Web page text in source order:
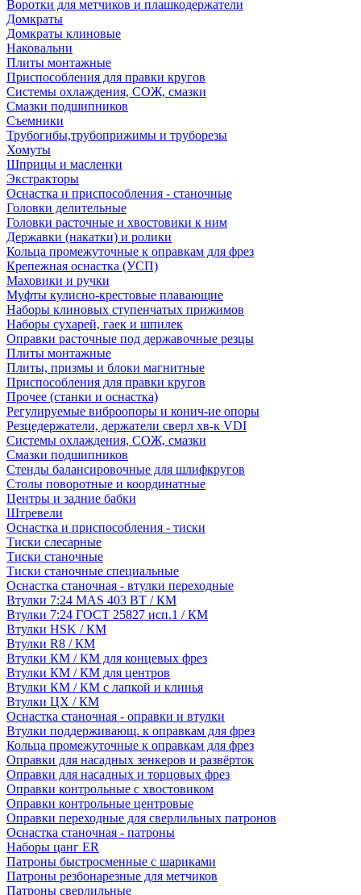
Воротки для метчиков и плашкодержатели
Домкраты
Домкраты клиновые
Наковальни
Плиты монтажные
Приспособления для правки кругов
Системы охлаждения, СОЖ, смазки
Смазки подшипников
Съемники
Трубогибы,трубоприжимы и труборезы
Хомуты
Шприцы и масленки
Экстракторы
Оснастка и приспособления - станочные
Головки делительные
Головки расточные и хвостовики к ним
Державки (накатки) и ролики
Кольца промежуточные к оправкам для фрез
Крепежная оснастка (УСП)
Маховики и ручки
Муфты кулисно-крестовые плавающие
Наборы клиновых ступенчатых прижимов
Наборы сухарей, гаек и шпилек
Оправки расточные под державочные резцы
Плиты монтажные
Плиты, призмы и блоки магнитные
Приспособления для правки кругов
Прочее (станки и оснастка)
Регулируемые виброопоры и конич-ие опоры
Резцедержатели, держатели сверл хв-к VDI
Системы охлаждения, СОЖ, смазки
Смазки подшипников
Стенды балансировочные для шлифкругов
Столы поворотные и координатные
Центры и задние бабки
Штревели
Оснастка и приспособления - тиски
Тиски слесарные
Тиски станочные
Тиски станочные специальные
Оснастка станочная - втулки переходные
Втулки 7:24 MAS 403 BT / КМ
Втулки 7:24 ГОСТ 25827 исп.1 / КМ
Втулки HSK / КМ
Втулки R8 / КМ
Втулки КМ / КМ для концевых фрез
Втулки КМ / КМ для центров
Втулки КМ / КМ с лапкой и клинья
Втулки ЦХ / КМ
Оснастка станочная - оправки и втулки
Втулки поддерживающ. к оправкам для фрез
Кольца промежуточные к оправкам для фрез
Оправки для насадных зенкеров и развёрток
Оправки для насадных и торцовых фрез
Оправки контрольные с хвостовиком
Оправки контрольные центровые
Оправки переходные для сверлильных патронов
Оснастка станочная - патроны
Наборы цанг ER
Патроны быстросменные с шариками
Патроны резбонарезные для метчиков
Патроны сверлильные